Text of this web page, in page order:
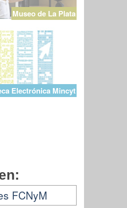
Museo de La Plata
Electrónica Mincyt
FCNyM